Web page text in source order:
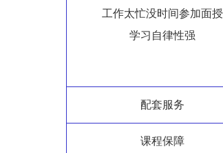
工作太忙没时间参加面授
学习自律性强
配套服务
课程保障